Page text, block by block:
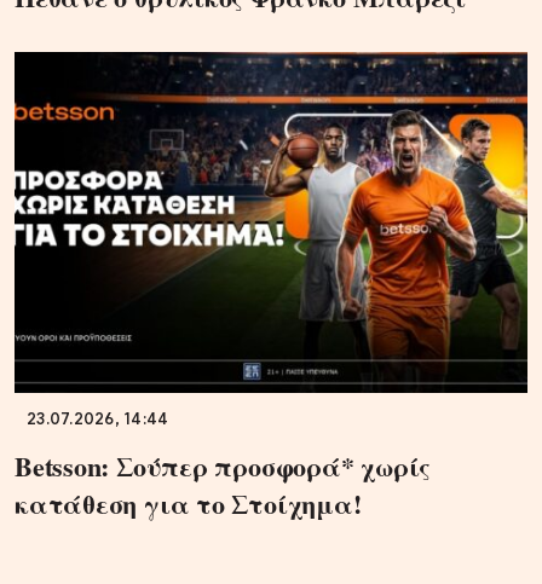
23.07.2026, 14:44
Betsson: Σούπερ προσφορά* χωρίς
κατάθεση για το Στοίχημα!